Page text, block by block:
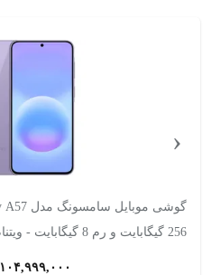
256 گیگابایت و رم 8 گیگابایت - ویتنام
۱۰۴,۹۹۹,۰۰۰
‹